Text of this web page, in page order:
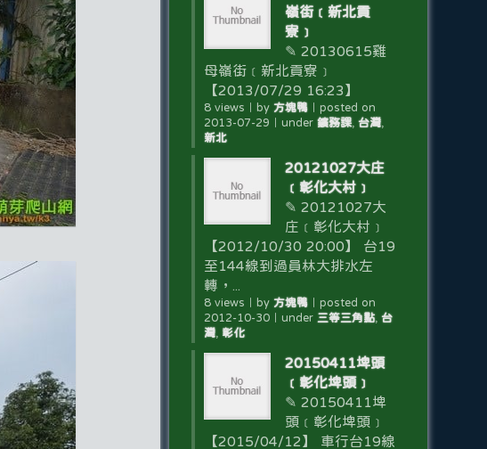
嶺街﹝新北貢
寮﹞
✎ 20130615雞
母嶺街﹝新北貢寮﹞
【2013/07/29 16:23】
8 views by 方塊鴨｜ posted on
2013-07-29
under 鑛務課, 台灣,
新北
20121027大庄
﹝彰化大村﹞
✎ 20121027大
庄﹝彰化大村﹞
【2012/10/30 20:00】 台19
至144線到過員林大排水左
轉，...
8 views by 方塊鴨｜ posted on
2012-10-30｜ under 三等三角點, 台
灣, 彰化
20150411埤頭
﹝彰化埤頭﹞
✎ 20150411埤
頭﹝彰化埤頭﹞
【2015/04/12】 車行台19線